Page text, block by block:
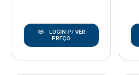
LOGIN P/ VER
PREÇO